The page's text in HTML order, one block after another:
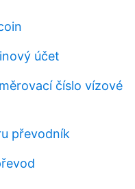
účet
číslo vízové
převodník